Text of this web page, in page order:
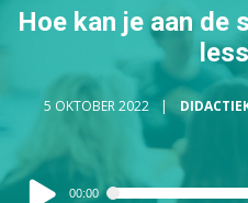
Hoe kan je aan de
5 OKTOBER 2022
Audiospeler
00:00